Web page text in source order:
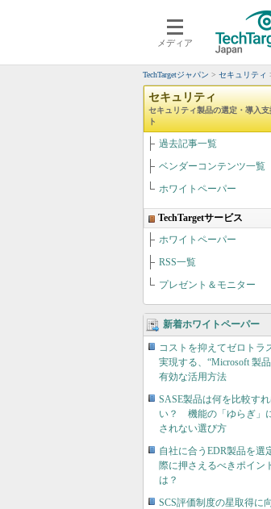
メディア
クラウド
サーバ＆ストレージ
スマートモバイル
ネットワーク
システム運用管理
TechTargetジャパン セキュリティ
セキュリティ
セキュリティ製品の選定・導入支
ト
過去記事一覧
ベンダーコンテンツ一覧
ホワイトペーパー
TechTargetサービス
ホワイトペーパー
RSS一覧
プレゼント＆モニター
新着ホワイトペーパー
コストを抑えてゼロトラ
実現する、“Microsoft 製
有効な活用方法
SASE製品は何を比較すれ
い？ 機能の「ゆらぎ」
されない選び方
自社に合うEDR製品を選
際に押さえるべきポイン
は？
SCS評価制度の星取得に向